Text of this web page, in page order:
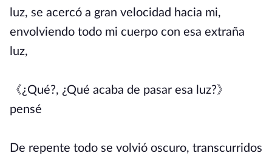
luz, se acercó a gran velocidad hacia mi,
envolviendo todo mi cuerpo con esa extraña
luz,
《¿Qué?, ¿Qué acaba de pasar esa luz?》
pensé
De repente todo se volvió oscuro, transcurridos